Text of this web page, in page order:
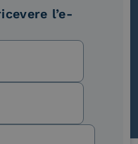
dal mondo della
l’e-